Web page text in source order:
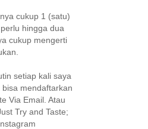
cukup 1 (satu)
hingga dua
cukup mengerti
setiap kali saya
mendaftarkan
Via Email. Atau
Try and Taste;